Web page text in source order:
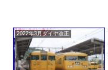
2022年3月ダイヤ改正